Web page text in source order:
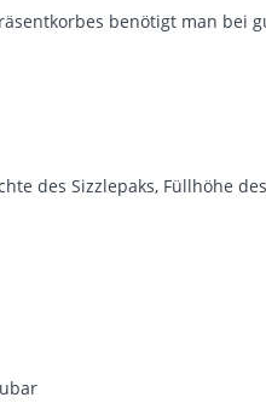
benötigt man bei
des Sizzlepaks, Füllhöhe